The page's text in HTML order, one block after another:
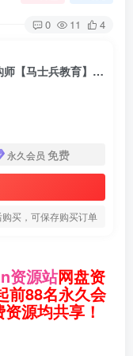
0 11 4
【马士兵VIP课程】Java高级互联网架构师【马士兵教育】滚动二班
永久会员 免费
买，可保存购买订单
资源站网盘资
前88名永久会
源均共享！